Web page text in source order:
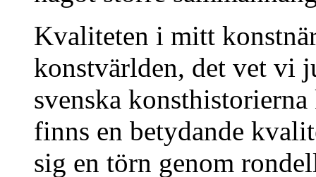
Kvaliteten i mitt
konstvärlden, det vet vi
svenska
finns en betydande
sig en törn genom